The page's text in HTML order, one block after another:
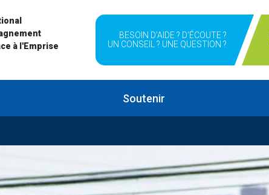
à l'Emprise
BESOIN D'AIDE ? D'ÉCOUTE ?
UN CONSEIL ? UNE QUESTION ?
Soutenir